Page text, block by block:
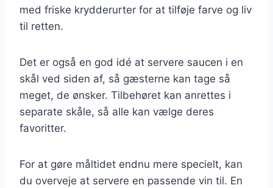
med friske krydderurter for at tilføje farve og liv
til retten.
Det er også en god idé at servere saucen i en
skål ved siden af, så gæsterne kan tage så
meget, de ønsker. Tilbehøret kan anrettes i
separate skåle, så alle kan vælge deres
favoritter.
For at gøre måltidet endnu mere specielt, kan
du overveje at servere en passende vin til. En